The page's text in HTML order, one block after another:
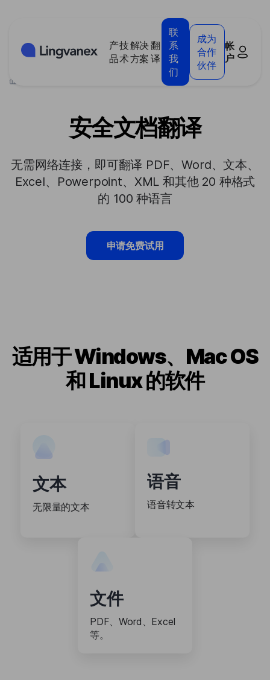
产
品
技
术
解决
方案
翻
译
联
系
我
们
成为
合作
伙伴
帐
户
安全文档翻译
无需网络连接，即可翻译 PDF、Word、文本、
Excel、Powerpoint、XML 和其他 20 种格式
的 100 种语言
申请免费试用
适用于 Windows、Mac OS
和 Linux 的软件
文本
无限量的文本
语音
语音转文本
文件
PDF、Word、Excel
等。